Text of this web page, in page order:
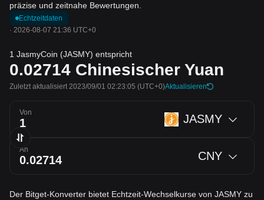
präzise und zeitnahe Bewertungen.
Echtzeitdaten
· 2026-08-07 21:36 UTC+0
1 JasmyCoin (JASMY) entspricht
0.02714 Chinesischer Yuan
Zuletzt aktualisiert 2023/09/01 02:23:05 (UTC+0)Aktualisieren
Von JASMY
An CNY
Der Bitget-Konverter bietet Echtzeit-Wechselkurse von JASMY zu